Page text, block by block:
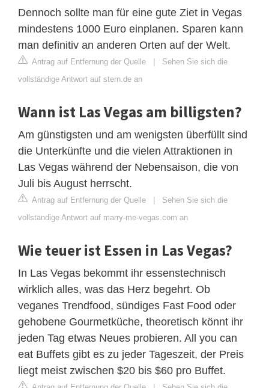
Dennoch sollte man für eine gute Ziet in Vegas
mindestens 1000 Euro einplanen. Sparen kann
man definitiv an anderen Orten auf der Welt.
Antrag auf Entfernung der Quelle | Sehen Sie sich die
vollständige Antwort auf stern.de an
Wann ist Las Vegas am billigsten?
Am günstigsten und am wenigsten überfüllt sind
die Unterkünfte und die vielen Attraktionen in
Las Vegas während der Nebensaison, die von
Juli bis August herrscht.
Antrag auf Entfernung der Quelle | Sehen Sie sich die
vollständige Antwort auf marry-me-vegas.com an
Wie teuer ist Essen in Las Vegas?
In Las Vegas bekommt ihr essenstechnisch
wirklich alles, was das Herz begehrt. Ob
veganes Trendfood, sündiges Fast Food oder
gehobene Gourmetküche, theoretisch könnt ihr
jeden Tag etwas Neues probieren. All you can
eat Buffets gibt es zu jeder Tageszeit, der Preis
liegt meist zwischen $20 bis $60 pro Buffet.